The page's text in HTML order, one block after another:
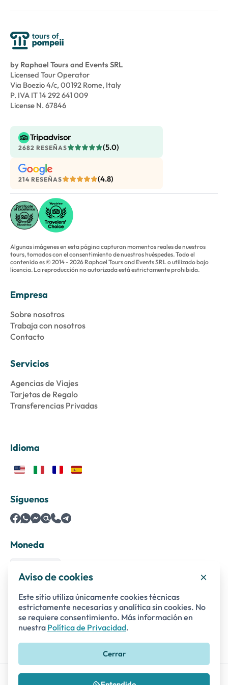
Tour de Comida Callejera de
Florencia | Prueba la Toscana
by Raphael Tours and Events SRL
Licensed Tour Operator
Via Boezio 4/c, 00192 Rome, Italy
P. IVA IT 14 292 641 009
License N. 67846
2682 RESEÑAS (5.0)
214 RESEÑAS (4.8)
Algunas imágenes en esta página capturan momentos reales de nuestros
tours, tomados con el consentimiento de nuestros huéspedes. Todo el
contenido es © 2014 - 2026 Raphael Tours and Events SRL o utilizado bajo
licencia. La reproducción no autorizada está estrictamente prohibida.
Empresa
Sobre nosotros
Trabaja con nosotros
Contacto
Servicios
Agencias de Viajes
Tarjetas de Regalo
Transferencias Privadas
Idioma
Síguenos
Moneda
Pagos seguros con
© 2014 - 2026 Raphael Tours and Events SRL
Aviso de cookies
Este sitio utiliza únicamente cookies técnicas
estrictamente necesarias y analítica sin cookies. No
se requiere consentimiento. Más información en
nuestra Política de Privacidad.
Cerrar